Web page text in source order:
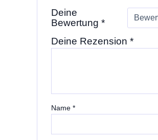
Deine
Bewertung *
Deine Rezension *
Name *